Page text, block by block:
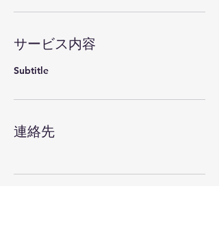
サービス内容
Subtitle
連絡先